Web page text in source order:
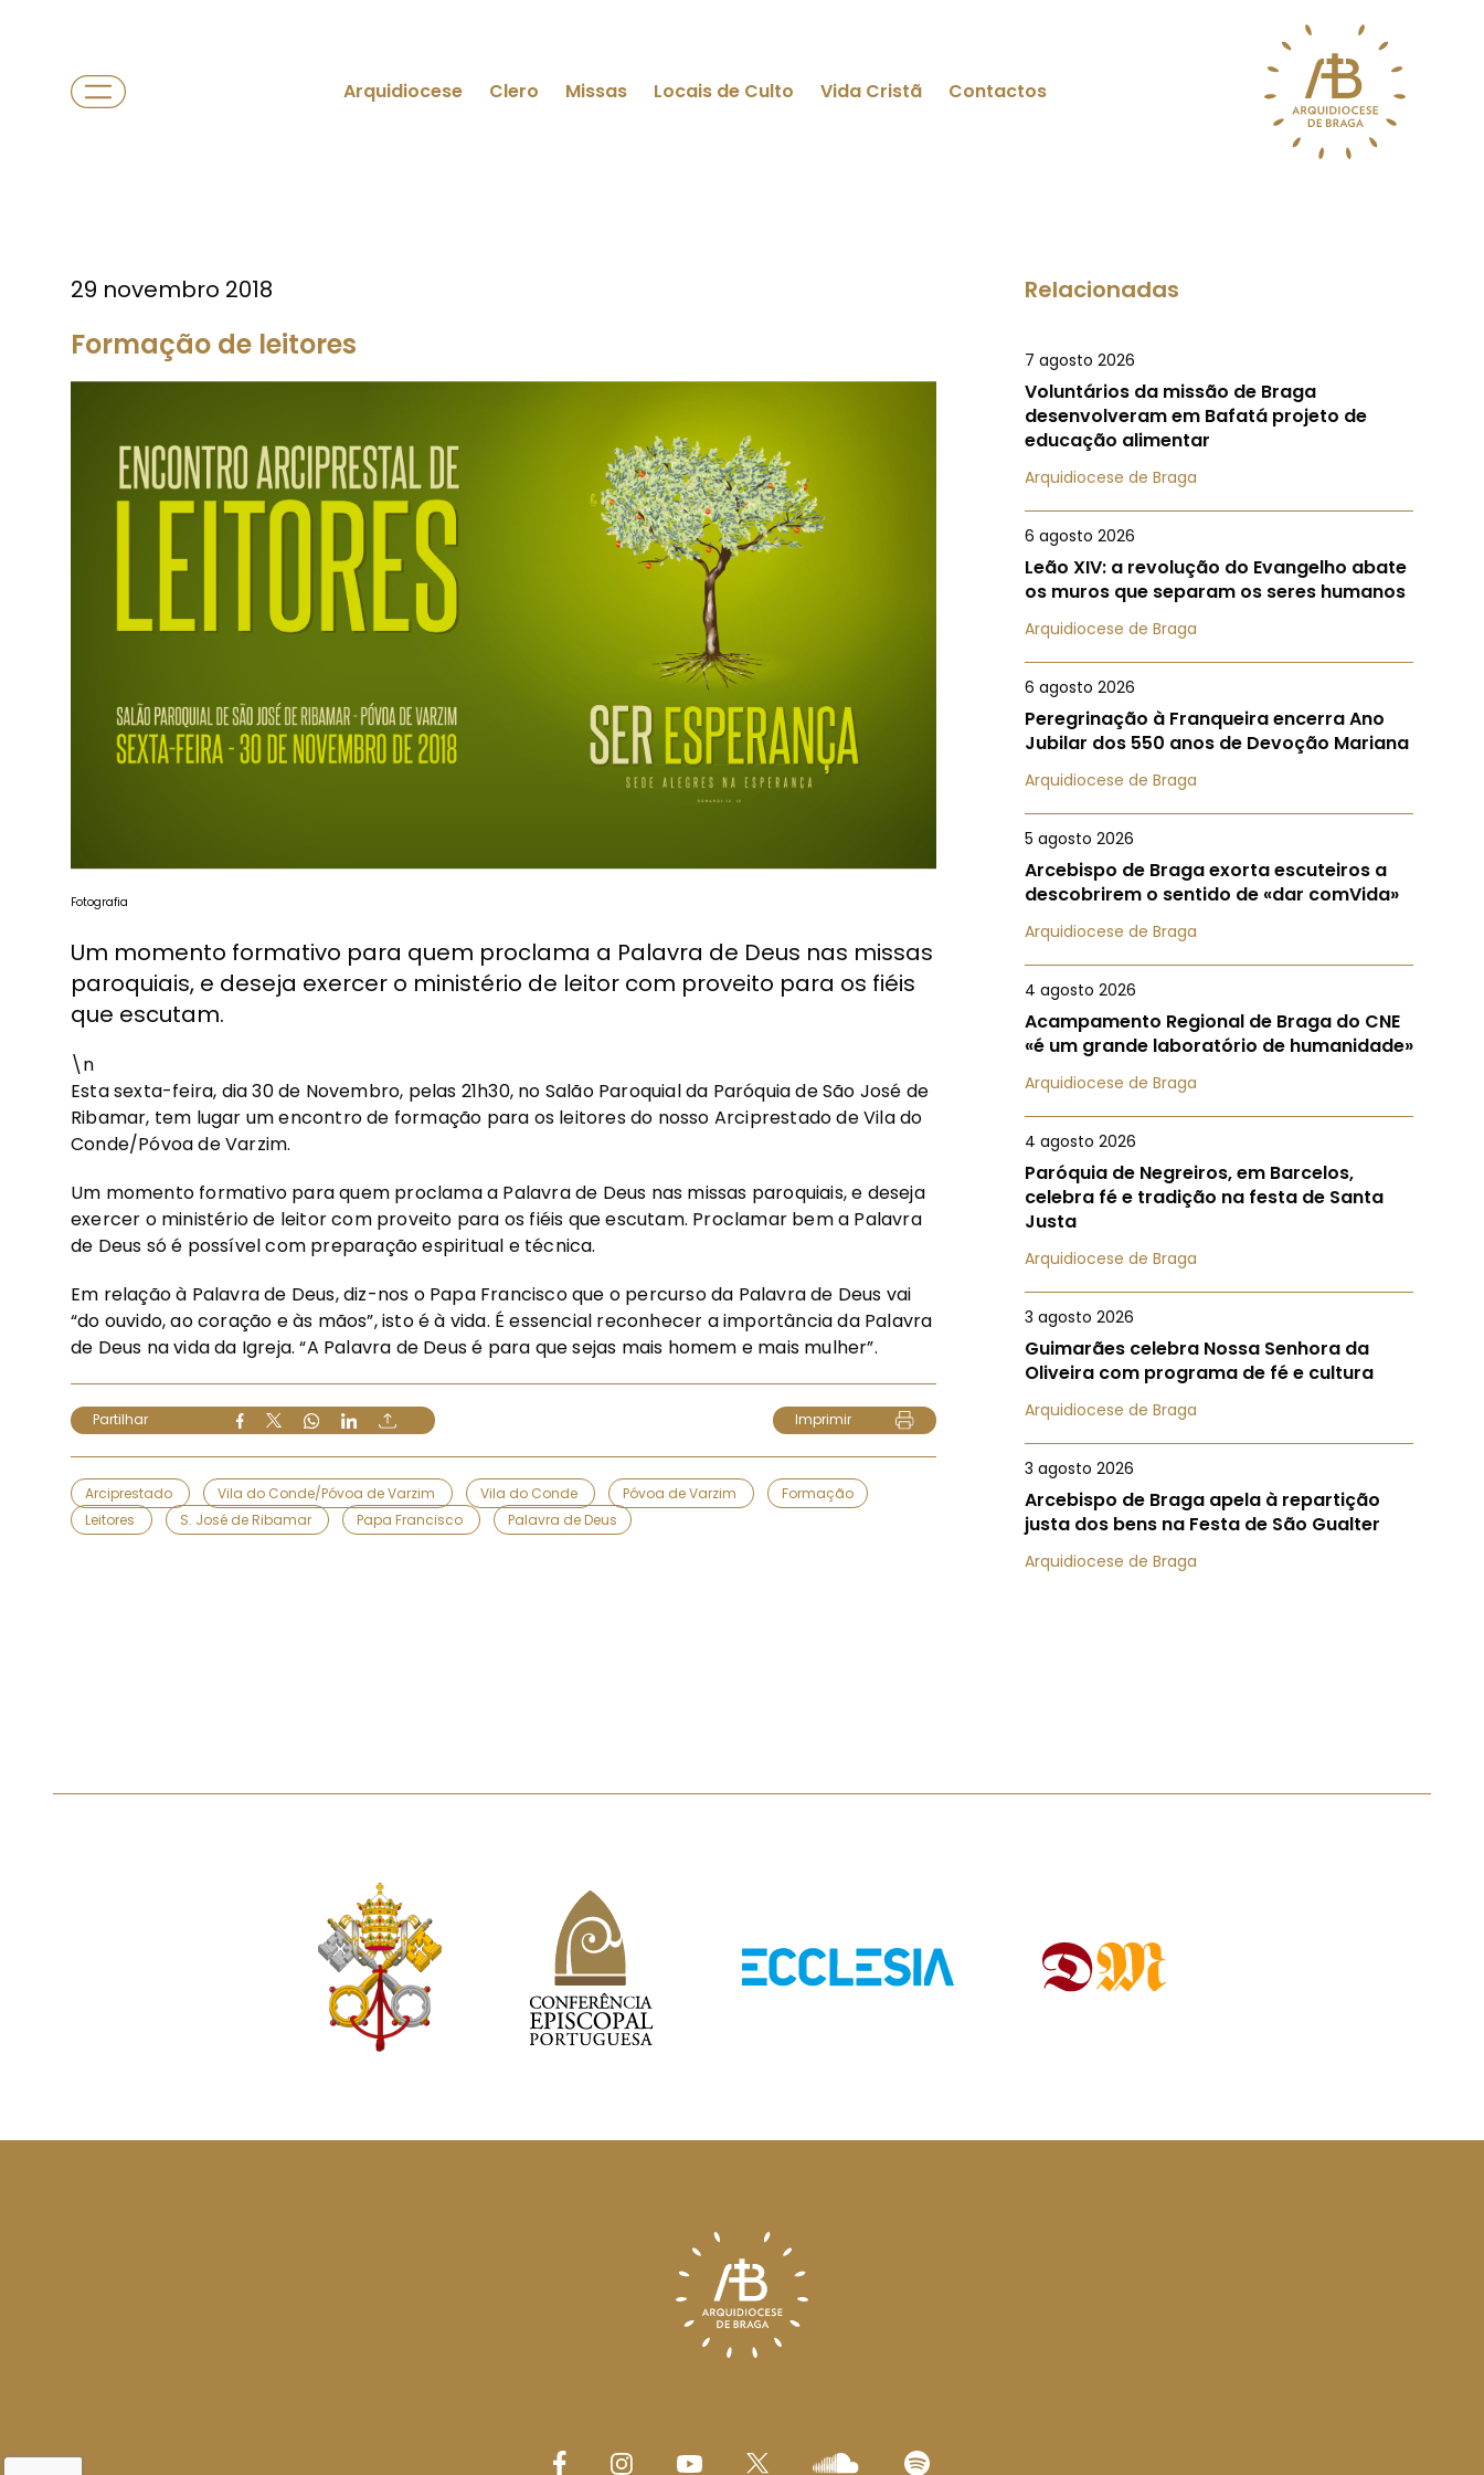
Arquidiocese Clero Missas Locais de Culto Vida Cristã Contactos
29 novembro 2018
Formação de leitores
Fotografia
Um momento formativo para quem proclama a Palavra de Deus nas missas
paroquiais, e deseja exercer o ministério de leitor com proveito para os fiéis
que escutam.
\n
Esta sexta-feira, dia 30 de Novembro, pelas 21h30, no Salão Paroquial da Paróquia de São José de
Ribamar, tem lugar um encontro de formação para os leitores do nosso Arciprestado de Vila do
Conde/Póvoa de Varzim.
Um momento formativo para quem proclama a Palavra de Deus nas missas paroquiais, e deseja
exercer o ministério de leitor com proveito para os fiéis que escutam. Proclamar bem a Palavra
de Deus só é possível com preparação espiritual e técnica.
Em relação à Palavra de Deus, diz-nos o Papa Francisco que o percurso da Palavra de Deus vai
“do ouvido, ao coração e às mãos”, isto é à vida. É essencial reconhecer a importância da Palavra
de Deus na vida da Igreja. “A Palavra de Deus é para que sejas mais homem e mais mulher”.
Partilhar Imprimir
Arciprestado Vila do Conde/Póvoa de Varzim Vila do Conde Póvoa de Varzim
Formação
Leitores
S. José de Ribamar Papa Francisco Palavra de Deus
Relacionadas
7 agosto 2026
Voluntários da missão de Braga
desenvolveram em Bafatá projeto de
educação alimentar
Arquidiocese de Braga
6 agosto 2026
Leão XIV: a revolução do Evangelho abate
os muros que separam os seres humanos
Arquidiocese de Braga
6 agosto 2026
Peregrinação à Franqueira encerra Ano
Jubilar dos 550 anos de Devoção Mariana
Arquidiocese de Braga
5 agosto 2026
Arcebispo de Braga exorta escuteiros a
descobrirem o sentido de «dar comVida»
Arquidiocese de Braga
4 agosto 2026
Acampamento Regional de Braga do CNE
«é um grande laboratório de humanidade»
Arquidiocese de Braga
4 agosto 2026
Paróquia de Negreiros, em Barcelos,
celebra fé e tradição na festa de Santa
Justa
Arquidiocese de Braga
3 agosto 2026
Guimarães celebra Nossa Senhora da
Oliveira com programa de fé e cultura
Arquidiocese de Braga
3 agosto 2026
Arcebispo de Braga apela à repartição
justa dos bens na Festa de São Gualter
Arquidiocese de Braga